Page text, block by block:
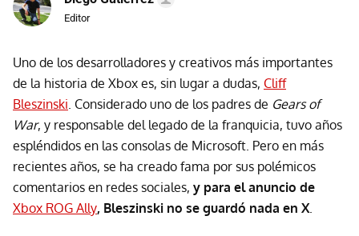
Editor
Uno de los desarrolladores y creativos más importantes
de la historia de Xbox es, sin lugar a dudas, Cliff
Bleszinski. Considerado uno de los padres de Gears of
War, y responsable del legado de la franquicia, tuvo años
espléndidos en las consolas de Microsoft. Pero en más
recientes años, se ha creado fama por sus polémicos
comentarios en redes sociales, y para el anuncio de
Xbox ROG Ally, Bleszinski no se guardó nada en X.